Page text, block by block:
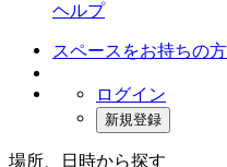
ヘルプ
スペースをお持ちの方
ログイン
新規登録
場所、日時から探す